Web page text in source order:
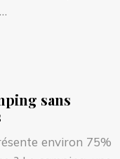
sans
environ 75%